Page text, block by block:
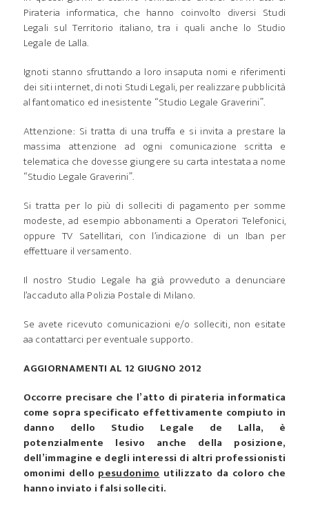
Pirateria informatica, che hanno coinvolto diversi Studi
Legali sul Territorio italiano, tra i quali anche lo Studio
Legale de Lalla.
Ignoti stanno sfruttando a loro insaputa nomi e riferimenti
dei siti internet, di noti Studi Legali, per realizzare pubblicità
al fantomatico ed inesistente “Studio Legale Graverini”.
Attenzione: Si tratta di una truffa e si invita a prestare la
massima attenzione ad ogni comunicazione scritta e
telematica che dovesse giungere su carta intestata a nome
“Studio Legale Graverini”.
Si tratta per lo più di solleciti di pagamento per somme
modeste, ad esempio abbonamenti a Operatori Telefonici,
oppure TV Satellitari, con l’indicazione di un Iban per
effettuare il versamento.
Il nostro Studio Legale ha già provveduto a denunciare
l’accaduto alla Polizia Postale di Milano.
Se avete ricevuto comunicazioni e/o solleciti, non esitate
aa contattarci per eventuale supporto.
AGGIORNAMENTI AL 12 GIUGNO 2012
Occorre precisare che l’atto di pirateria informatica
come sopra specificato effettivamente compiuto in
danno dello Studio Legale de Lalla, è
potenzialmente lesivo anche della posizione,
dell’immagine e degli interessi di altri professionisti
omonimi dello pesudonimoutilizzato da coloro che
hanno inviato i falsi solleciti.